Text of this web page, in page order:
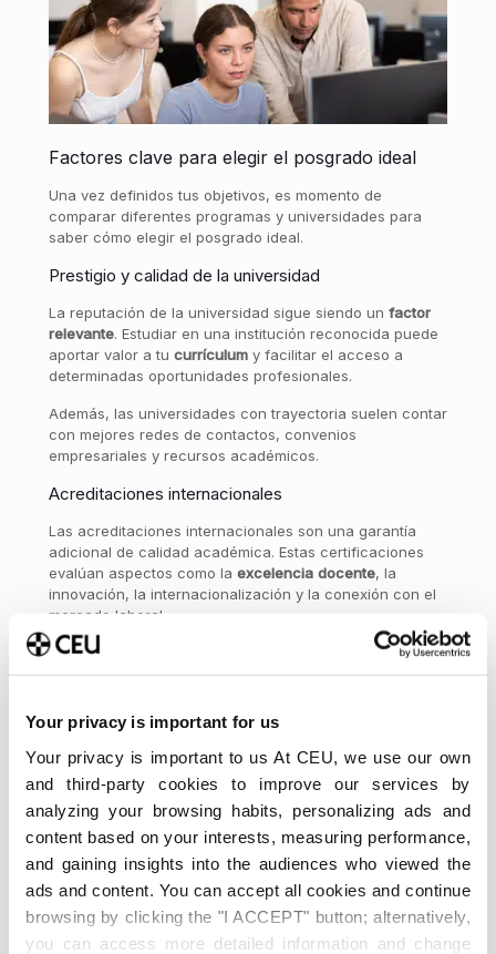
Your privacy is important for us
Your privacy is important to us At CEU, we use our own
and third-party cookies to improve our services by
analyzing your browsing habits, personalizing ads and
content based on your interests, measuring performance,
and gaining insights into the audiences who viewed the
ads and content. You can accept all cookies and continue
browsing by clicking the "I ACCEPT" button; alternatively,
you can access more detailed information and change
Factores clave para elegir el posgrado ideal
Una vez definidos tus objetivos, es momento de
comparar diferentes programas y universidades para
saber cómo elegir el posgrado ideal.
Prestigio y calidad de la universidad
La reputación de la universidad sigue siendo un factor
relevante. Estudiar en una institución reconocida puede
aportar valor a tu currículumy facilitar el acceso a
determinadas oportunidades profesionales.
Además, las universidades con trayectoria suelen contar
con mejores redes de contactos, convenios
empresariales y recursos académicos.
Acreditaciones internacionales
Las acreditaciones internacionales son una garantía
adicional de calidad académica. Estas certificaciones
evalúan aspectos como la excelencia docente, la
innovación, la internacionalización y la conexión con el
mercado laboral.
Elegir una universidad con acreditaciones
internacionales puede darte mayor seguridad sobre el
título en otros países.
Plan de estudios y enfoque práctico
El contenido del programa es uno de los elementos más
importantes a la hora de elegir un posgrado. Antes de
decidirte, revisa las asignaturas, la metodología, el
enfoque
práctico o el perfil del profesorado.
Actualmente, las empresas valoran especialmente las
competencias prácticas y la capacidad de aplicar
conocimientos en situaciones reales.